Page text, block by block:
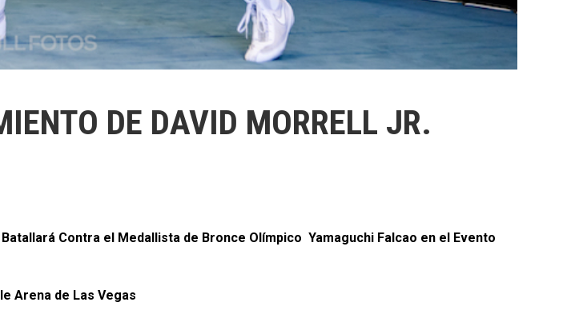
DE DAVID MORRELL JR.
Contra el Medallista de Bronce Olímpico Yamaguchi Falcao en el Evento
Arena de Las Vegas